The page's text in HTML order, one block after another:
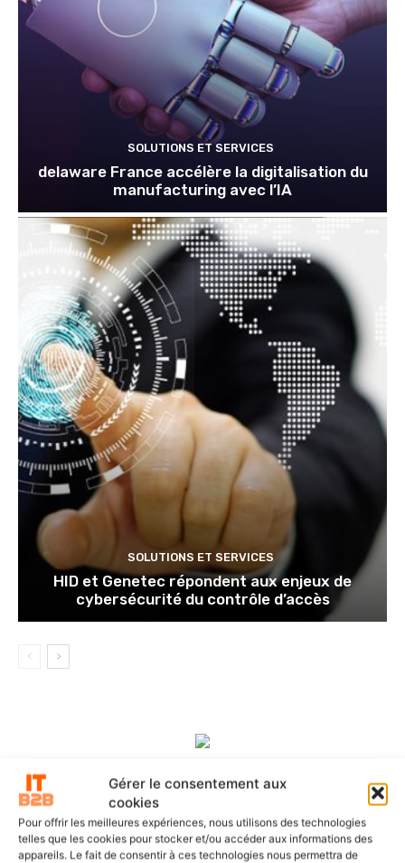
Gérer le consentement aux
cookies
Pour offrir les meilleures expériences, nous utilisons des technologies
telles que les cookies pour stocker et/ou accéder aux informations des
appareils. Le fait de consentir à ces technologies nous permettra de
SOLUTIONS ET SERVICES
delaware France accélère la digitalisation du
manufacturing avec l’IA
SOLUTIONS ET SERVICES
HID et Genetec répondent aux enjeux de
cybersécurité du contrôle d’accès
DERNIERS ARTICLES